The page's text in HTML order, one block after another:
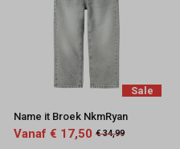
Sale
Name it Broek NkmRyan
Vanaf € 17,50 € 34,99